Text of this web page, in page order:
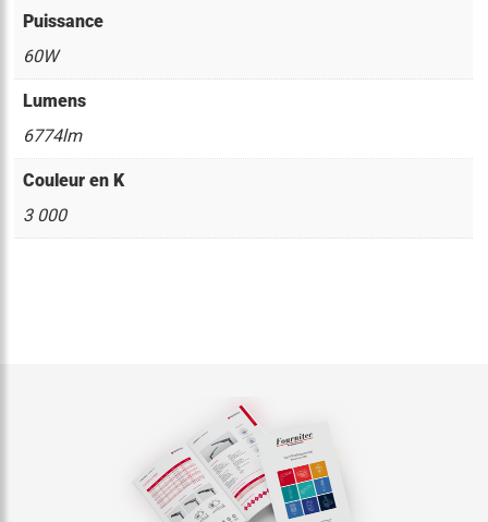
Puissance
60W
Lumens
6774lm
Couleur en K
3 000